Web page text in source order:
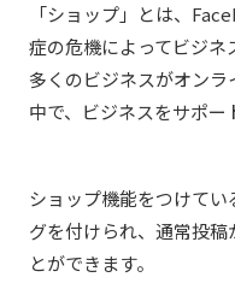
「ショップ」とは、
症の危機によってビジネ
多くのビジネスがオン
中で、ビジネスをサポー
ショップ機能をつけて
グを付けられ、通常投
とができます。